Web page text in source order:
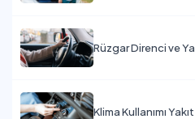
Rüzgar Direnci ve
Klima Kullanımı